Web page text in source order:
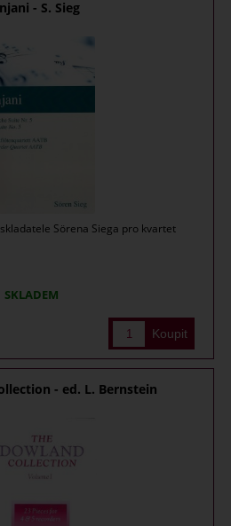
- S. Sieg
Sörena Siega pro kvartet
SKLADEM
- ed. L. Bernstein